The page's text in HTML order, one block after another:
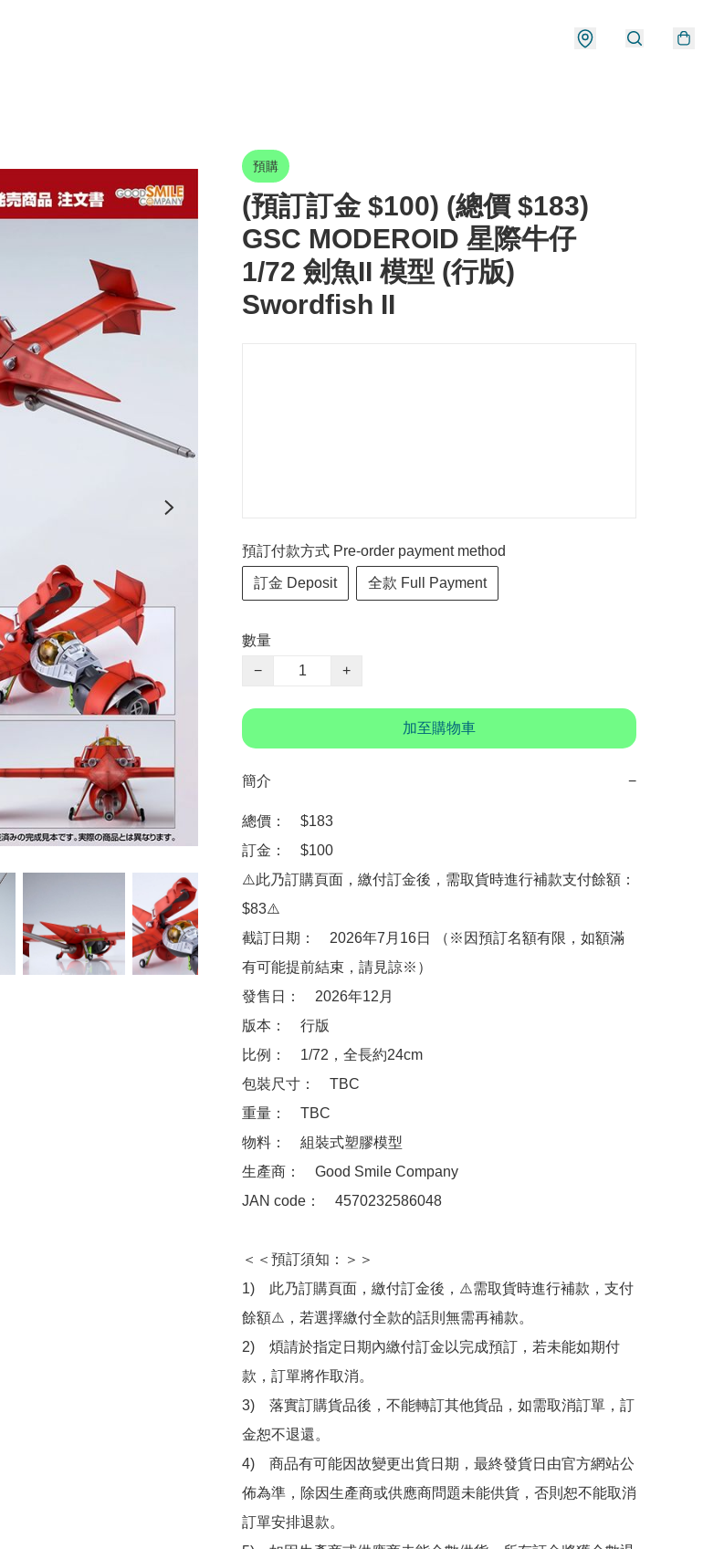
預購
(預訂訂金 $100) (總價 $183)
GSC MODEROID 星際牛仔
1/72 劍魚II 模型 (行版)
Swordfish II
預訂付款方式 Pre-order payment method
訂金 Deposit 全款 Full Payment
數量
−
+
加至購物車
簡介 −
總價：　$183
訂金：　$100
⚠️此乃訂購頁面，繳付訂金後，需取貨時進行補款支付餘額：
$83⚠️
截訂日期：　2026年7月16日 （※因預訂名額有限，如額滿
有可能提前結束，請見諒※）
發售日：　2026年12月
版本：　行版
比例：　1/72，全長約24cm
包裝尺寸：　TBC
重量：　TBC
物料：　組裝式塑膠模型
生產商：　Good Smile Company
JAN code：　4570232586048
＜＜預訂須知：＞＞
1)　此乃訂購頁面，繳付訂金後，⚠️需取貨時進行補款，支付
餘額⚠️，若選擇繳付全款的話則無需再補款。
2)　煩請於指定日期內繳付訂金以完成預訂，若未能如期付
款，訂單將作取消。
3)　落實訂購貨品後，不能轉訂其他貨品，如需取消訂單，訂
金恕不退還。
4)　商品有可能因故變更出貨日期，最終發貨日由官方網站公
佈為準，除因生產商或供應商問題未能供貨，否則恕不能取消
訂單安排退款。